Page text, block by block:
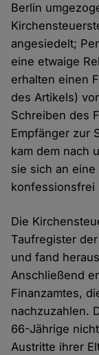
Berlin
angesiedelt;
eine etwaige
erhalten einen
des Artikels)
Schreiben des
Empfänger zur
kam dem nach
sie sich an
konfessionsfrei
Die
Taufregister
und fand
Anschließend
Finanzamtes,
nachzuzahlen.
66-Jährige
Austritte ihrer